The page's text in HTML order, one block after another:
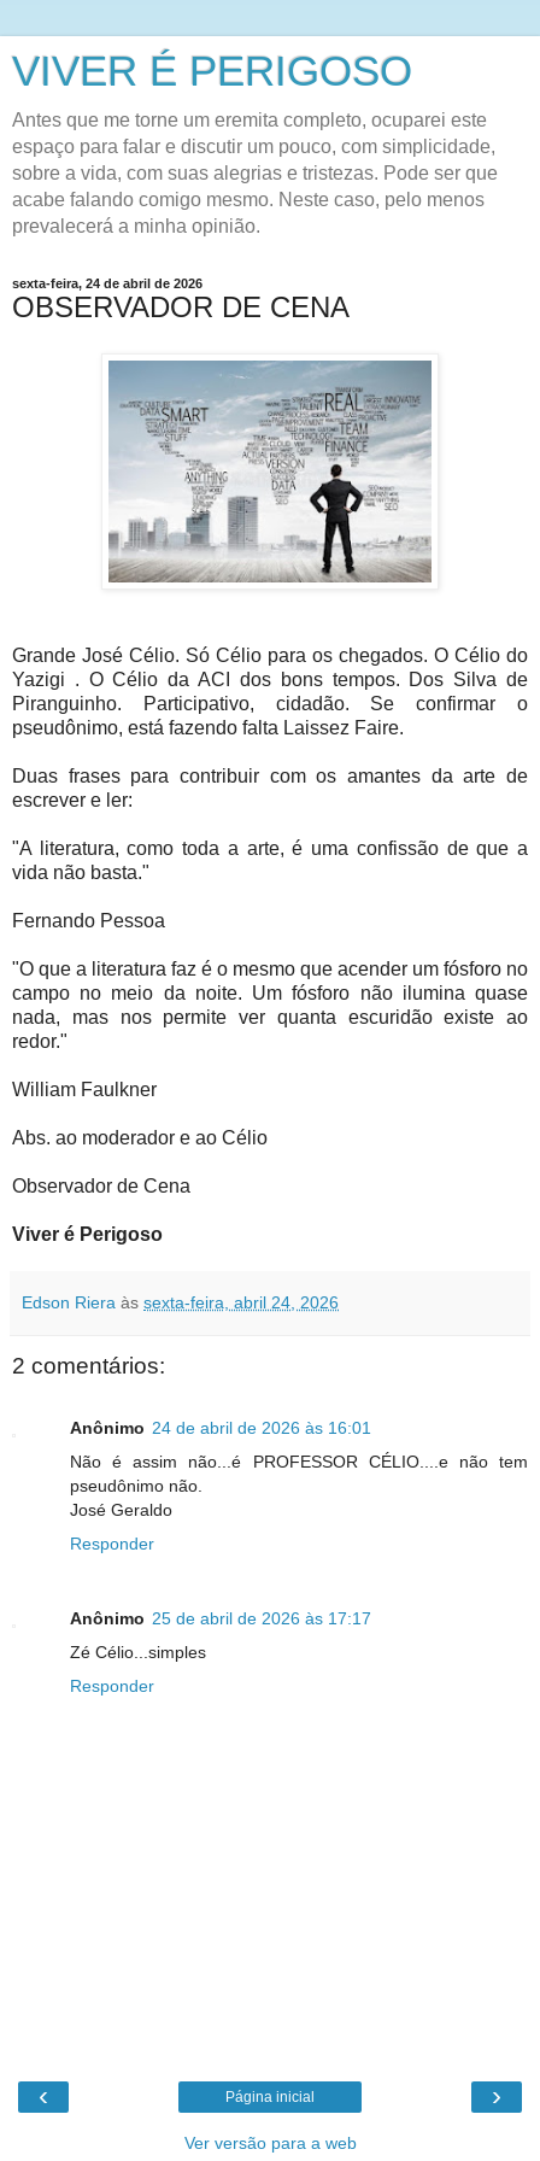
VIVER É PERIGOSO
Antes que me torne um eremita completo, ocuparei este
espaço para falar e discutir um pouco, com simplicidade,
sobre a vida, com suas alegrias e tristezas. Pode ser que
acabe falando comigo mesmo. Neste caso, pelo menos
prevalecerá a minha opinião.
sexta-feira, 24 de abril de 2026
OBSERVADOR DE CENA
Grande José Célio. Só Célio para os chegados. O Célio do
Yazigi . O Célio da ACI dos bons tempos. Dos Silva de
Piranguinho. Participativo, cidadão. Se confirmar o
pseudônimo, está fazendo falta Laissez Faire.
Duas frases para contribuir com os amantes da arte de
escrever e ler:
"A literatura, como toda a arte, é uma confissão de que a
vida não basta."
Fernando Pessoa
"O que a literatura faz é o mesmo que acender um fósforo no
campo no meio da noite. Um fósforo não ilumina quase
nada, mas nos permite ver quanta escuridão existe ao
redor."
William Faulkner
Abs. ao moderador e ao Célio
Observador de Cena
Viver é Perigoso
Edson Riera às sexta-feira, abril 24, 2026
2 comentários:
Anônimo 24 de abril de 2026 às 16:01
Não é assim não...é PROFESSOR CÉLIO....e não tem
pseudônimo não.
José Geraldo
Responder
Anônimo 25 de abril de 2026 às 17:17
Zé Célio...simples
Responder
‹ ›
Página inicial
Ver versão para a web